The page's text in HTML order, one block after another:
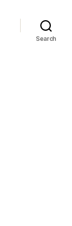
Search